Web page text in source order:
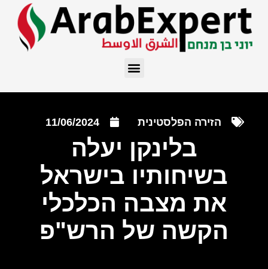
הזירה הפלסטינית 11/06/2024
בלינקן יעלה
בשיחותיו בישראל
את מצבה הכלכלי
הקשה של הרש"פ